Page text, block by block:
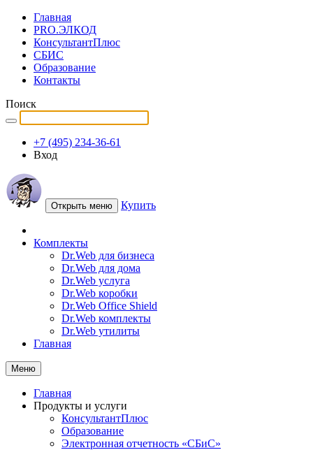
Главная
PRO.ЭЛКОД
КонсультантПлюс
СБИС
Образование
Контакты
Поиск
+7 (495) 234-36-61
Вход
Открыть меню Купить
Комплекты
Dr.Web для бизнеса
Dr.Web для дома
Dr.Web услуга
Dr.Web коробки
Dr.Web Office Shield
Dr.Web комплекты
Dr.Web утилиты
Главная
Меню
Главная
Продукты и услуги
КонсультантПлюс
Образование
Электронная отчетность «СБиС»